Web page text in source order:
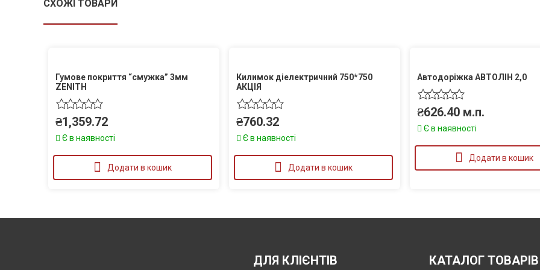
СХОЖІ ТОВАРИ
Гумове покриття “смужка” 3мм
ZENITH
₴1,359.72
Є в наявності
Додати в кошик
Килимок діелектричний 750*750
АКЦІЯ
₴760.32
Є в наявності
Додати в кошик
Автодоріжка АВТОЛІН 2,0
₴626.40 м.п.
Є в наявності
Додати в кошик
ДЛЯ КЛІЄНТІВ КАТАЛОГ ТОВАРІВ